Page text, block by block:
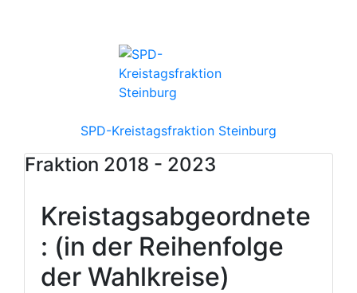
SPD-Kreistagsfraktion Steinburg
Fraktion 2018 - 2023
Kreistagsabgeordnete
: (in der Reihenfolge
der Wahlkreise)